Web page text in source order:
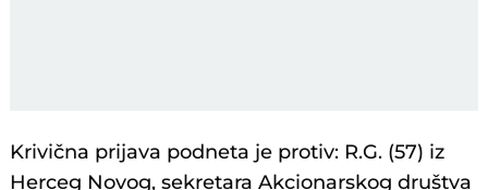
Krivična prijava podneta je protiv: R.G. (57) iz
Herceg Novog, sekretara Akcionarskog društva